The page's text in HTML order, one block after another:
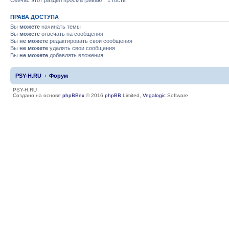
ПРАВА ДОСТУПА
Вы можете начинать темы
Вы можете отвечать на сообщения
Вы не можете редактировать свои сообщения
Вы не можете удалять свои сообщения
Вы не можете добавлять вложения
PSY-H.RU Форум
PSY-H.RU
Создано на основе phpBBex © 2016 phpBB Limited, Vegalogic Software